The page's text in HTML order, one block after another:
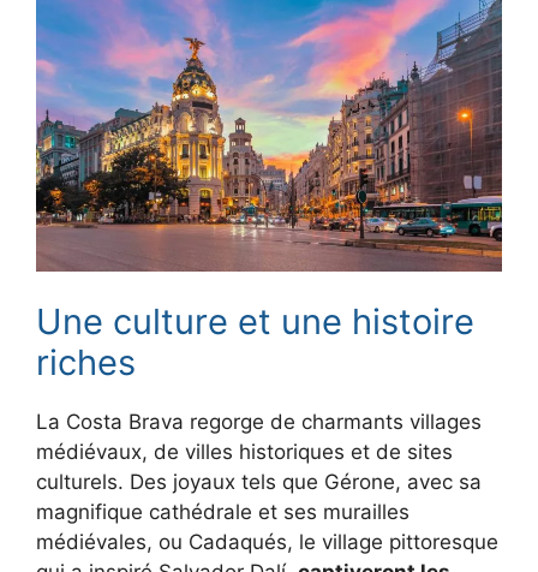
Une culture et une histoire
riches
La Costa Brava regorge de charmants villages
médiévaux, de villes historiques et de sites
culturels. Des joyaux tels que Gérone, avec sa
magnifique cathédrale et ses murailles
médiévales, ou Cadaqués, le village pittoresque